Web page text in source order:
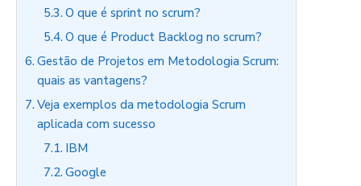
O que é sprint no scrum?
O que é Product Backlog no scrum?
Gestão de Projetos em Metodologia Scrum:
quais as vantagens?
Veja exemplos da metodologia Scrum
aplicada com sucesso
IBM
Google